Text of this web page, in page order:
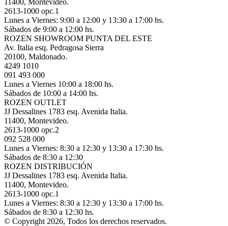
11400, Montevideo.
2613-1000 opc.1
Lunes a Viernes: 9:00 a 12:00 y 13:30 a 17:00 hs.
Sábados de 9:00 a 12:00 hs.
ROZEN SHOWROOM PUNTA DEL ESTE
Av. Italia esq. Pedragosa Sierra
20100, Maldonado.
4249 1010
091 493 000
Lunes a Viernes 10:00 a 18:00 hs.
Sábados de 10:00 a 14:00 hs.
ROZEN OUTLET
JJ Dessalines 1783 esq. Avenida Italia.
11400, Montevideo.
2613-1000 opc.2
092 528 000
Lunes a Viernes: 8:30 a 12:30 y 13:30 a 17:30 hs.
Sábados de 8:30 a 12:30
ROZEN DISTRIBUCIÓN
JJ Dessalines 1783 esq. Avenida Italia.
11400, Montevideo.
2613-1000 opc.1
Lunes a Viernes: 8:30 a 12:30 y 13:30 a 17:00 hs.
Sábados de 8:30 a 12:30 hs.
© Copyright 2026, Todos los derechos reservados.